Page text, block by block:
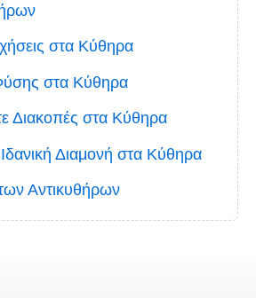
στα Κύθηρα
στα Κύθηρα
Διακοπές στα Κύθηρα
Διαμονή στα Κύθηρα
Αντικυθήρων